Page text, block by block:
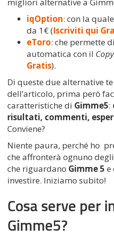
iqOption: con la
da 1€ (Iscriviti qui
eToro: che permette
automatica con il
Gratis).
Di queste due alternative
dell’articolo, prima però
caratteristiche di Gimme5:
risultati, commenti,
Conviene?
Niente paura, perché ho
che affronterà ognuno
che riguardano Gimme 5 e
investire. Iniziamo subito!
Cosa serve per
Gimme5?